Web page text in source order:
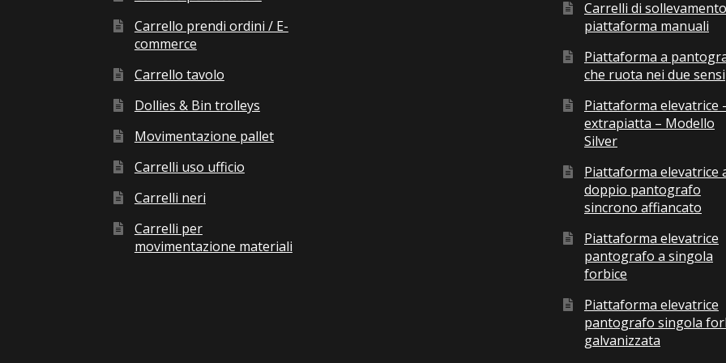
Carrello prendi ordini / E-
commerce
Carrello tavolo
Dollies & Bin trolleys
Movimentazione pallet
Carrelli uso ufficio
Carrelli neri
Carrelli per
movimentazione materiali
Carrelli di
piattaforma manuali
Piattaforma a
che ruota nei due sensi
Piattaforma elevatrice
extrapiatta – Modello
Silver
Piattaforma elevatrice
doppio pantografo
sincrono affiancato
Piattaforma elevatrice
pantografo a singola
forbice
Piattaforma elevatrice
pantografo singola
galvanizzata